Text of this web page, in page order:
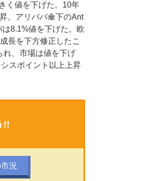
く値を下げた。10年
。アリババ傘下のAnt
8.1%値を下げた。欧
長を下方修正したこ
れ、市場は値を下げ
スポイント以上上昇
!!
況